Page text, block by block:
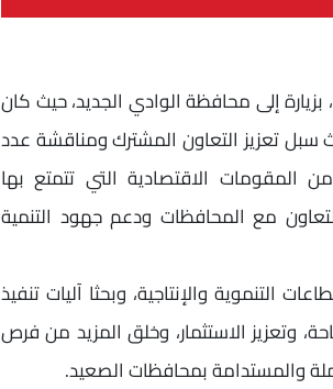
إلى محافظة الوادي الجديد، حيث كان
سبل تعزيز التعاون المشترك ومناقشة عدد
المقومات الاقتصادية التي تتمتع بها
مع المحافظات ودعم جهود التنمية
التنموية والإنتاجية، وبحثا آليات تنفيذ
وتعزيز الاستثمار، وخلق المزيد من فرص
والمستدامة بمحافظات الصعيد.